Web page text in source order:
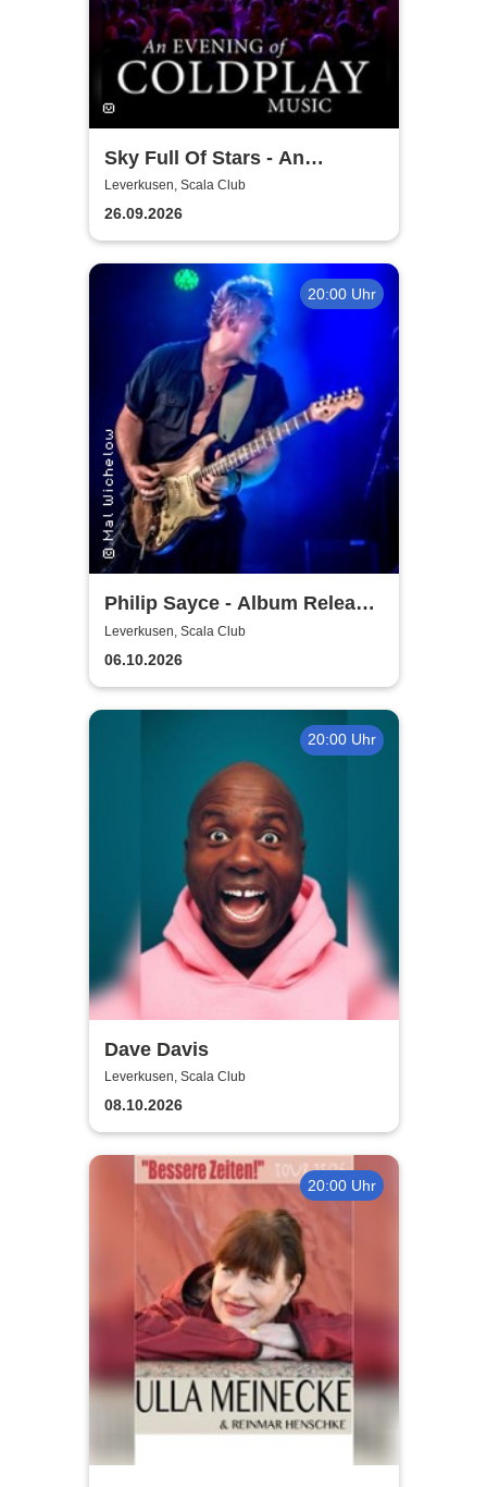
Sky Full Of Stars - An
Evening Of Coldplay Music
Leverkusen, Scala Club
26.09.2026
20:00 Uhr
Philip Sayce - Album Release
EU Tour 2026
Leverkusen, Scala Club
06.10.2026
20:00 Uhr
Dave Davis
Leverkusen, Scala Club
08.10.2026
20:00 Uhr